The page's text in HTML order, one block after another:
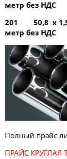
метр без НДС
201 50,8 х
метр без НДС
Полный прайс
ПРАЙС КРУГЛАЯ